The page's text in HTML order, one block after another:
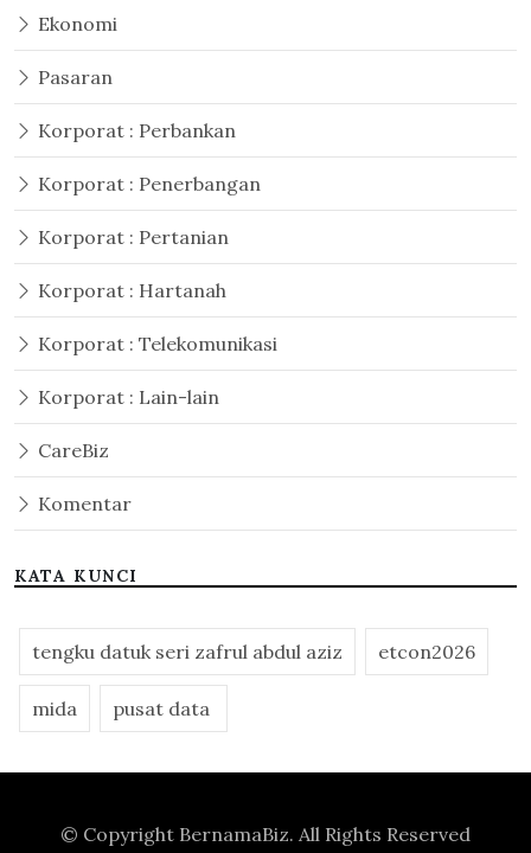
Ekonomi
Pasaran
Korporat : Perbankan
Korporat : Penerbangan
Korporat : Pertanian
Korporat : Hartanah
Korporat : Telekomunikasi
Korporat : Lain-lain
CareBiz
Komentar
KATA KUNCI
tengku datuk seri zafrul abdul aziz etcon2026
mida pusat data
© Copyright BernamaBiz. All Rights Reserved